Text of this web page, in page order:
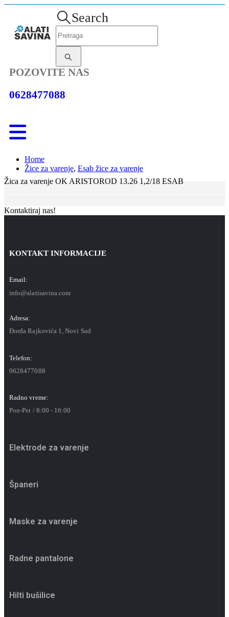
Search
POZOVITE NAS
0628477088
Home
Žice za varenje, Esab žice za varenje
Žica za varenje OK ARISTOROD 13.26 1,2/18 ESAB
Kontaktiraj nas!
KONTAKT INFORMACIJE
Email:
info@alatisavina.com
Adresa:
Đorđa Rajkovića 1, Novi Sad
Telefon:
0628477088
Radno vreme:
Pon-Pet / 8:00 - 16:00
Elektrode za varenje
Španeri
Maske za varenje
Radne pantalone
Hilti bušilice